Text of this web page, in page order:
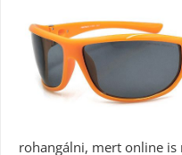
rohangálni, mert online is